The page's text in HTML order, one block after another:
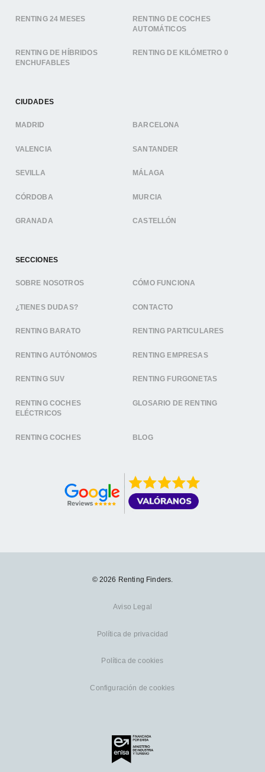
RENTING 24 MESES
RENTING DE COCHES
AUTOMÁTICOS
RENTING DE HÍBRIDOS
ENCHUFABLES
RENTING DE KILÓMETRO 0
CIUDADES
MADRID BARCELONA
VALENCIA SANTANDER
SEVILLA MÁLAGA
CÓRDOBA MURCIA
GRANADA CASTELLÓN
SECCIONES
SOBRE NOSOTROS CÓMO FUNCIONA
¿TIENES DUDAS? CONTACTO
RENTING BARATO RENTING PARTICULARES
RENTING AUTÓNOMOS RENTING EMPRESAS
RENTING SUV RENTING FURGONETAS
RENTING COCHES
ELÉCTRICOS
GLOSARIO DE RENTING
RENTING COCHES BLOG
© 2026 Renting Finders.
Aviso Legal
Política de privacidad
Política de cookies
Configuración de cookies